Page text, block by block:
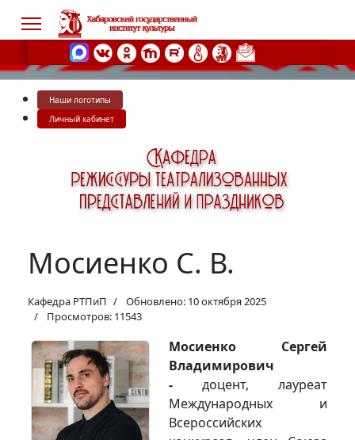
Наши логотипы
Личный кабинет
Мосиенко С. В.
Кафедра РТПиП
Обновлено: 10 октября 2025
Просмотров: 11543
Мосиенко Сергей
Владимирович
- доцент, лауреат
Международных и
Всероссийских